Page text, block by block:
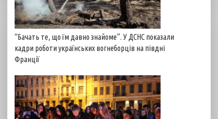
“Бачать те, що їм давно знайоме”. У ДСНС показали
кадри роботи українських вогнеборців на півдні
Франції